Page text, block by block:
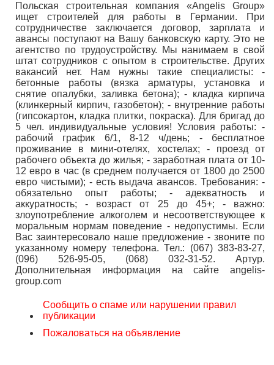
Польская строительная компания «Angelis Group»
ищет строителей для работы в Германии. При
сотрудничестве заключается договор, зарплата и
авансы поступают на Вашу банковскую карту. Это не
агентство по трудоустройству. Мы нанимаем в свой
штат сотрудников с опытом в строительстве. Других
вакансий нет. Нам нужны такие специалисты: -
бетонные работы (вязка арматуры, установка и
снятие опалубки, заливка бетона); - кладка кирпича
(клинкерный кирпич, газобетон); - внутренние работы
(гипсокартон, кладка плитки, покраска). Для бригад до
5 чел. индивидуальные условия! Условия работы: -
рабочий график 6/1, 8-12 ч/день; - бесплатное
проживание в мини-отелях, хостелах; - проезд от
рабочего объекта до жилья; - заработная плата от 10-
12 евро в час (в среднем получается от 1800 до 2500
евро чистыми); - есть выдача авансов. Требования: -
обязательно опыт работы; - адекватность и
аккуратность; - возраст от 25 до 45+; - важно:
злоупотребление aлкoгoлeм и несоответствующее к
моральным нормам поведение - недопустимы. Если
Вас заинтересовало наше предложение - звоните по
указанному номеру телефона. Тел.: (067) 383-83-27,
(096) 526-95-05, (068) 032-31-52. Артур.
Дополнительная информация на сайте angelis-
group.com
Сообщить о спаме или нарушении правил
публикации
Пожаловаться на объявление